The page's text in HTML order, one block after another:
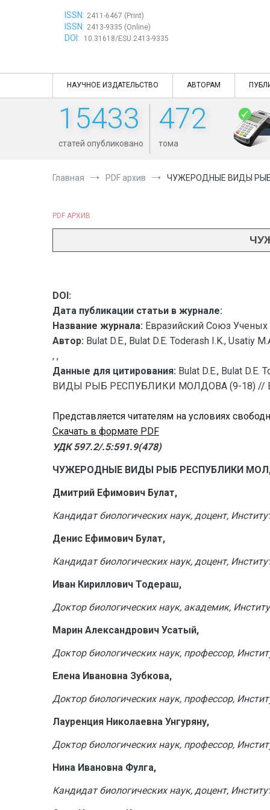
ISSN: 2411-6467 (Print)
ISSN: 2413-9335 (Online)
DOI: 10.31618/ESU.2413-9335
НАУЧНОЕ ИЗДАТЕЛЬСТВО АВТОРАМ
15433
статей опубликовано
472
тома
Главная PDF архив ЧУЖЕРОДНЫЕ ВИДЫ
PDF АРХИВ
DOI:
Дата публикации статьи в журнале:
Название журнала: Евразийский Союз
Автор: Bulat D.E., Bulat D.E. Toderash I.K., Usatiy
, ,
Данные для цитирования: Bulat D.E., Bulat
ВИДЫ РЫБ РЕСПУБЛИКИ МОЛДОВА (9-18) //
Представляется читателям на условиях
Скачать в формате PDF
УДК 597.2/.5:591.9(478)
ЧУЖЕРОДНЫЕ ВИДЫ РЫБ РЕСПУБЛИКИ
Дмитрий Ефимович Булат,
Кандидат биологических наук, доцент,
Денис Ефимович Булат,
Кандидат биологических наук, доцент,
Иван Кириллович Тодераш,
Доктор биологических наук, академик,
Марин Александрович Усатый,
Доктор биологических наук, профессор,
Елена Ивановна Зубкова,
Доктор биологических наук, профессор,
Лауренция Николаевна Унгуряну,
Доктор биологических наук, профессор,
Нина Ивановна Фулга,
Кандидат биологических наук, доцент,